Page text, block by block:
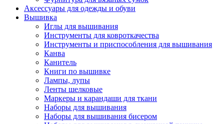
Аксессуары для одежды и обуви
Вышивка
Иглы для вышивания
Инструменты для ковроткачества
Инструменты и приспособления для вышивания
Канва
Канитель
Книги по вышивке
Лампы, лупы
Ленты шелковые
Маркеры и карандаши для ткани
Наборы для вышивания
Наборы для вышивания бисером